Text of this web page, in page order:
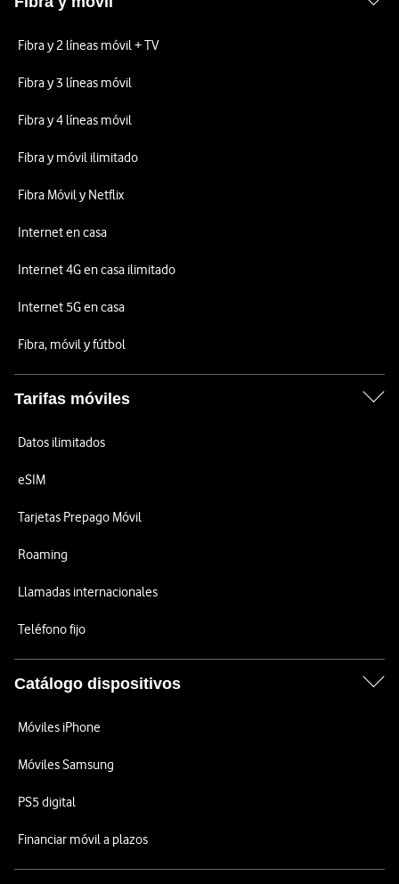
Fibra y 2 líneas móvil + TV
Fibra y 3 líneas móvil
Fibra y 4 líneas móvil
Fibra y móvil ilimitado
Fibra Móvil y Netflix
Internet en casa
Internet 4G en casa ilimitado
Internet 5G en casa
Fibra, móvil y fútbol
Tarifas móviles
Datos ilimitados
eSIM
Tarjetas Prepago Móvil
Roaming
Llamadas internacionales
Teléfono fijo
Catálogo dispositivos
Móviles iPhone
Móviles Samsung
PS5 digital
Financiar móvil a plazos